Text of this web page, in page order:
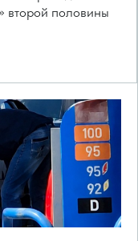
второй половины